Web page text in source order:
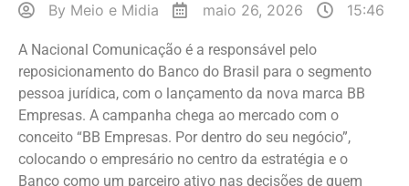
By Meio e Midia maio 26, 2026 15:46
A Nacional Comunicação é a responsável pelo
reposicionamento do Banco do Brasil para o segmento
pessoa jurídica, com o lançamento da nova marca BB
Empresas. A campanha chega ao mercado com o
conceito “BB Empresas. Por dentro do seu negócio”,
colocando o empresário no centro da estratégia e o
Banco como um parceiro ativo nas decisões de quem